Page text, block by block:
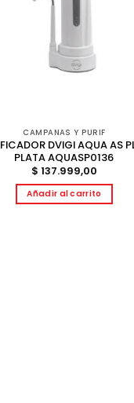
CAMPANAS Y PURIF
DVIGI AQUA AS
PLATA AQUASP0136
$ 137.999,00
Añadir al carrito